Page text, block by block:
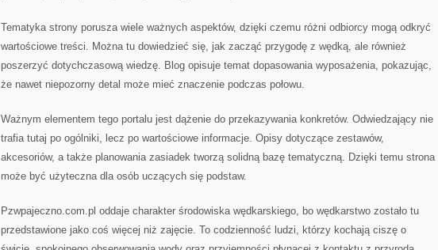
Tematyka strony porusza wiele ważnych aspektów, dzięki czemu różni odbiorcy mogą odkryć
wartościowe treści. Można tu dowiedzieć się, jak zacząć przygodę z wędką, ale również
poszerzyć dotychczasową wiedzę. Blog opisuje temat dopasowania wyposażenia, pokazując,
że nawet niepozorny detal może mieć znaczenie podczas połowu.
Ważnym elementem tego portalu jest dążenie do przekazywania konkretów. Odwiedzający nie
trafia tutaj po ogólniki, lecz po wartościowe informacje. Opisy dotyczące zestawów,
akcesoriów, a także planowania zasiadek tworzą solidną bazę tematyczną. Dzięki temu strona
może być użyteczna dla osób uczących się podstaw.
Pzwpajeczno.com.pl oddaje charakter środowiska wędkarskiego, bo wędkarstwo zostało tu
przedstawione jako coś więcej niż zajęcie. To codzienność ludzi, którzy kochają ciszę o